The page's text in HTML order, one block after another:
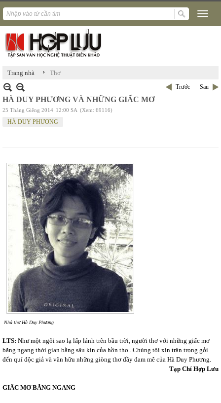
Trang nhà › Thơ
Trước Sau
HÀ DUY PHƯƠNG VÀ NHỮNG GIẤC MƠ
25 Tháng Giêng 2014 12:00 SA (Xem: 69116)
HÀ DUY PHƯƠNG
Nhà thơ Hà Duy Phương
LTS: Như một ngôi sao lạ lấp lánh trên bầu trời, người thơ với những giấc mơ
băng ngang thời gian bằng sâu kín của hồn thơ...Chúng tôi xin trân trọng gởi
đến quí độc giả và văn hữu những giòng thơ đầy đam mê của Hà Duy Phương.
Tạp Chí Hợp Lưu
GIẤC MƠ BĂNG NGANG